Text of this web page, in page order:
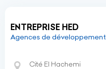
ENTREPRISE HED
Agences de développement
Cité El Hachemi